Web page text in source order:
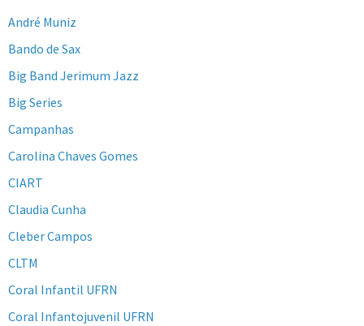
André Muniz
Bando de Sax
Big Band Jerimum Jazz
Big Series
Campanhas
Carolina Chaves Gomes
CIART
Claudia Cunha
Cleber Campos
CLTM
Coral Infantil UFRN
Coral Infantojuvenil UFRN